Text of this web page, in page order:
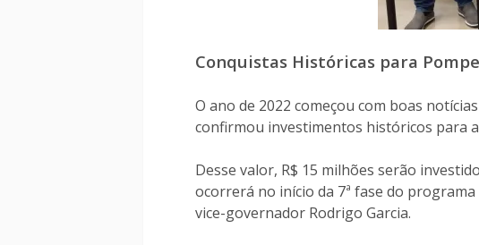
Conquistas Históricas para
O ano de 2022 começou com boas
confirmou investimentos históricos para
Desse valor, R$ 15 milhões serão
ocorrerá no início da 7ª fase do
vice-governador Rodrigo Garcia.